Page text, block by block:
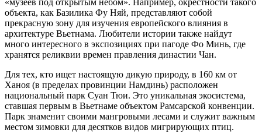
«музеев под открытым небом». Например, окрестности такого
объекта, как Базилика Фу Няй, представляют собой
прекрасную зону для изучения европейского влияния в
архитектуре Вьетнама. Любители истории также найдут
много интересного в экспозициях при пагоде Фо Минь, где
хранятся реликвии времен правления династии Чан.
Для тех, кто ищет настоящую дикую природу, в 160 км от
Ханоя (в пределах провинции Намдинь) расположен
национальный парк Суан Тюи. Это уникальная экосистема,
ставшая первым в Вьетнаме объектом Рамсарской конвенции.
Парк знаменит своими мангровыми лесами и служит важным
местом зимовки для десятков видов мигрирующих птиц.